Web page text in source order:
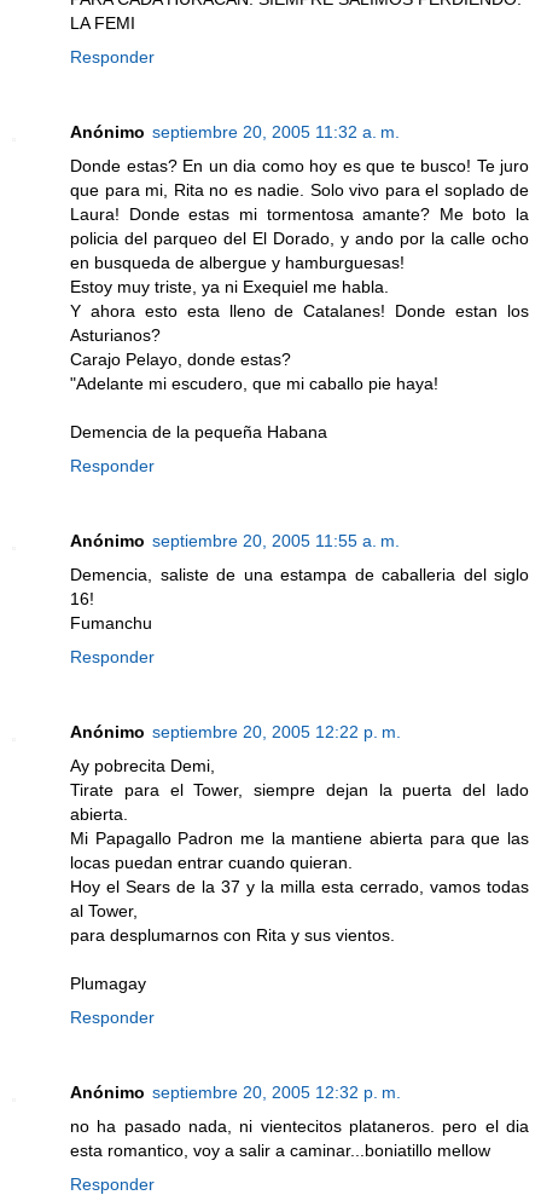
LA FEMI
Responder
Anónimo septiembre 20, 2005 11:32 a. m.
Donde estas? En un dia como hoy es que te busco! Te juro
que para mi, Rita no es nadie. Solo vivo para el soplado de
Laura! Donde estas mi tormentosa amante? Me boto la
policia del parqueo del El Dorado, y ando por la calle ocho
en busqueda de albergue y hamburguesas!
Estoy muy triste, ya ni Exequiel me habla.
Y ahora esto esta lleno de Catalanes! Donde estan los
Asturianos?
Carajo Pelayo, donde estas?
"Adelante mi escudero, que mi caballo pie haya!
Demencia de la pequeña Habana
Responder
Anónimo septiembre 20, 2005 11:55 a. m.
Demencia, saliste de una estampa de caballeria del siglo
16!
Fumanchu
Responder
Anónimo septiembre 20, 2005 12:22 p. m.
Ay pobrecita Demi,
Tirate para el Tower, siempre dejan la puerta del lado
abierta.
Mi Papagallo Padron me la mantiene abierta para que las
locas puedan entrar cuando quieran.
Hoy el Sears de la 37 y la milla esta cerrado, vamos todas
al Tower,
para desplumarnos con Rita y sus vientos.
Plumagay
Responder
Anónimo septiembre 20, 2005 12:32 p. m.
no ha pasado nada, ni vientecitos plataneros. pero el dia
esta romantico, voy a salir a caminar...boniatillo mellow
Responder